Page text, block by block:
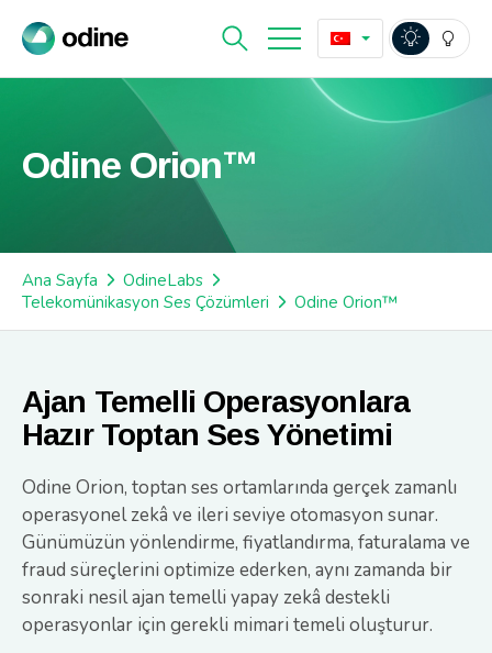
Odine Orion™
Ana Sayfa
OdineLabs
Telekomünikasyon Ses Çözümleri
Odine Orion™
Ajan Temelli Operasyonlara
Hazır Toptan Ses Yönetimi
Odine Orion, toptan ses ortamlarında gerçek zamanlı
operasyonel zekâ ve ileri seviye otomasyon sunar.
Günümüzün yönlendirme, fiyatlandırma, faturalama ve
fraud süreçlerini optimize ederken, aynı zamanda bir
sonraki nesil ajan temelli yapay zekâ destekli
operasyonlar için gerekli mimari temeli oluşturur.